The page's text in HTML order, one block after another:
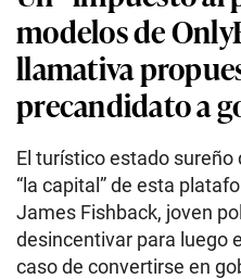
modelos de
llamativa
precandidato a
El turístico estado sureño
“la capital” de esta
James Fishback, joven
desincentivar para luego
caso de convertirse en